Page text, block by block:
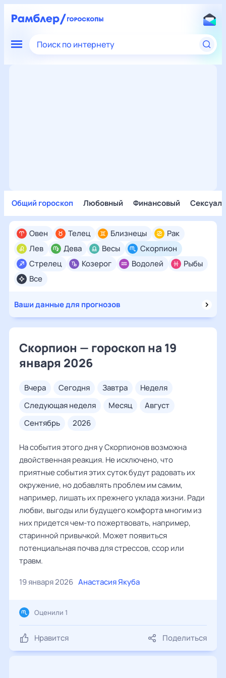
Поиск по интернету
Общий гороскоп Любовный Финансовый
Все
Овен Телец Близнецы
Рак
Лев
Дева Весы
Скорпион
Стрелец
Козерог Водолей Рыбы
Ваши данные для прогнозов
Скорпион — гороскоп на 19
января 2026
вчера сегодня завтра
неделя
следующая неделя
месяц
август
сентябрь
2026
На события этого дня у Скорпионов возможна
двойственная реакция. Не исключено, что
приятные события этих суток будут радовать их
окружение, но добавлять проблем им самим,
например, лишать их прежнего уклада жизни. Ради
любви, выгоды или будущего комфорта многим из
них придется чем-то пожертвовать, например,
старинной привычкой. Может появиться
потенциальная почва для стрессов, ссор или
травм.
19 января 2026 Анастасия Якуба
Нравится Поделиться
Оценили 1